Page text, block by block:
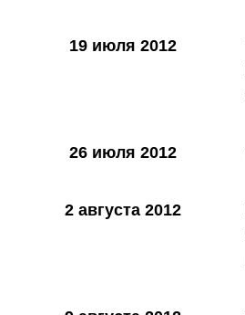
19 июля 2012
26 июля 2012
2 августа 2012